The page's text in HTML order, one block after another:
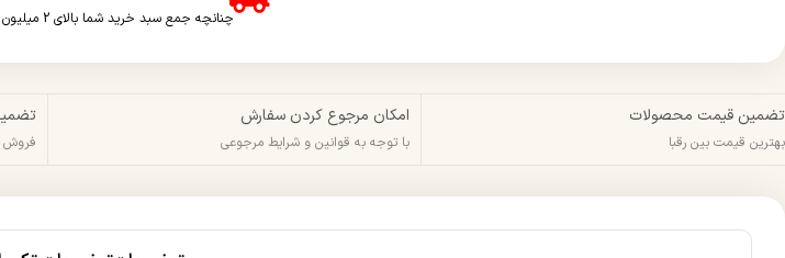
چنانچه جمع سبد خرید شما بالای 2 میلیون و 500 هزار تومان شود هزینه پست برای شما به صورت رایگان محاسبه خواهد شد.
تضمین قیمت محصولات
بهترین قیمت بین رقبا
امکان مرجوع کردن سفارش
با توجه به قوانین و شرایط مرجوعی فروش